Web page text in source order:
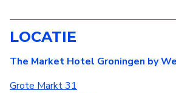
LOCATIE
The Market Hotel Groningen by
Grote Markt 31